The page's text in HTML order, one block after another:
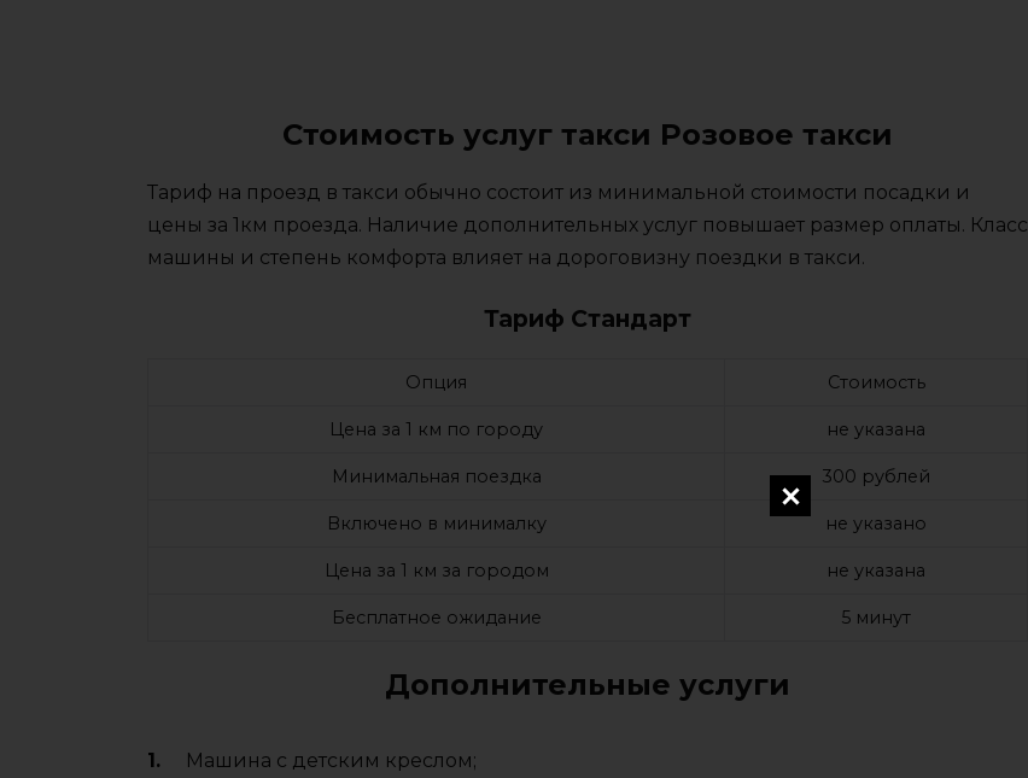
Стоимость услуг такси Розовое такси
Тариф на проезд в такси обычно состоит из минимальной стоимости посадки и
цены за 1км проезда. Наличие дополнительных услуг повышает размер оплаты. Класс
машины и степень комфорта влияет на дороговизну поездки в такси.
Тариф Стандарт
Опция Стоимость
Цена за 1 км по городу не указана
Минимальная поездка 300 рублей
Включено в минималку не указано
Цена за 1 км за городом не указана
Бесплатное ожидание 5 минут
Дополнительные услуги
Машина с детским креслом;